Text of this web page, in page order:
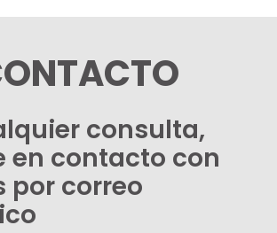
consulta,
en contacto con
por correo